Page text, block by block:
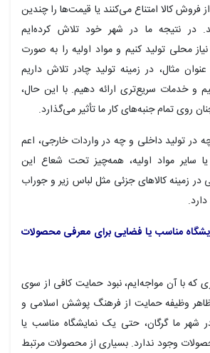
فروش کالا امتناع می‌کنند یا قیمت‌ها را چندین
در نتیجه ما در شهر خود تلاش کرده‌ایم
محلی تولید کنیم و مواد اولیه را به صورت
مثال، در زمینه تولید چادر تلاش داریم
و خدمات سریع‌تری ارائه دهیم. با این حال،
روی تمام جنبه‌های کار ما تأثیر می‌گذارد.
در تولید داخلی و چه در واردات خارجی، اعم
یا سایر مواد اولیه، همه‌چیز تحت شعاع این
در زمینه کالاهای جزئی مثل لباس زیر و جوراب
مناسب یا فضایی برای معرفی محصولات
با آن مواجه‌ایم، نبود حمایت کافی از سوی
وظیفه حمایت از فرهنگ پوشش اسلامی و
شهر ما گرگان، حتی یک نمایشگاه مناسب یا
وجود ندارد. بسیاری از محصولات مرتبط